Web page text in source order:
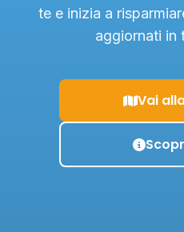
te e inizia a
aggiornati in
Vai